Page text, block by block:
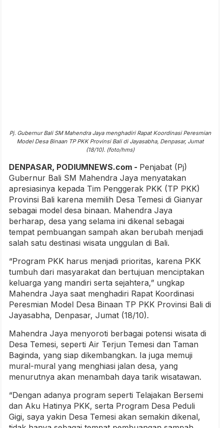
Pj. Gubernur Bali SM Mahendra Jaya menghadiri Rapat Koordinasi Peresmian
Model Desa Binaan TP PKK Provinsi Bali di Jayasabha, Denpasar, Jumat
(18/10). (foto/hms)
DENPASAR, PODIUMNEWS.com - Penjabat (Pj)
Gubernur Bali SM Mahendra Jaya menyatakan
apresiasinya kepada Tim Penggerak PKK (TP PKK)
Provinsi Bali karena memilih Desa Temesi di Gianyar
sebagai model desa binaan. Mahendra Jaya
berharap, desa yang selama ini dikenal sebagai
tempat pembuangan sampah akan berubah menjadi
salah satu destinasi wisata unggulan di Bali.
“Program PKK harus menjadi prioritas, karena PKK
tumbuh dari masyarakat dan bertujuan menciptakan
keluarga yang mandiri serta sejahtera,” ungkap
Mahendra Jaya saat menghadiri Rapat Koordinasi
Peresmian Model Desa Binaan TP PKK Provinsi Bali di
Jayasabha, Denpasar, Jumat (18/10).
Mahendra Jaya menyoroti berbagai potensi wisata di
Desa Temesi, seperti Air Terjun Temesi dan Taman
Baginda, yang siap dikembangkan. Ia juga memuji
mural-mural yang menghiasi jalan desa, yang
menurutnya akan menambah daya tarik wisatawan.
“Dengan adanya program seperti Telajakan Bersemi
dan Aku Hatinya PKK, serta Program Desa Peduli
Gigi, saya yakin Desa Temesi akan semakin dikenal,